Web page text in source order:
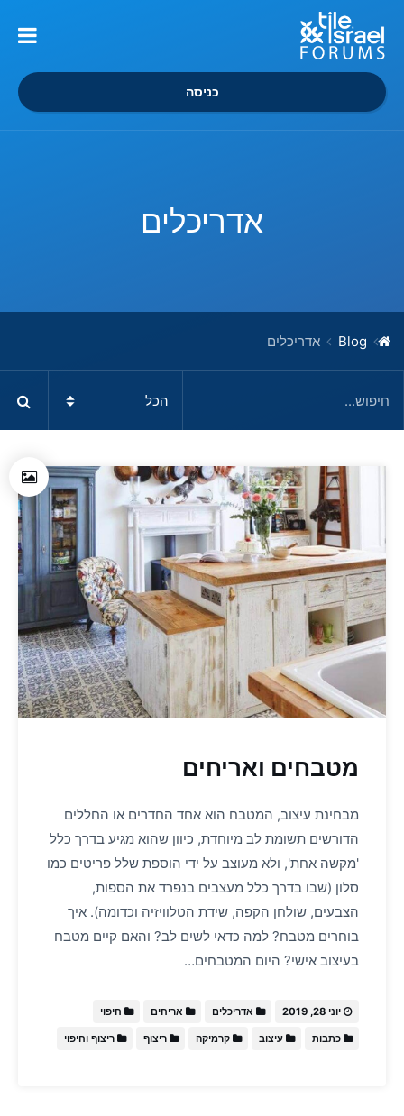
כניסה
אדריכלים
Blog אדריכלים
מטבחים ואריחים
מבחינת עיצוב, המטבח הוא אחד החדרים או החללים
הדורשים תשומת לב מיוחדת, כיוון שהוא מגיע בדרך כלל
'מקשה אחת', ולא מעוצב על ידי הוספת שלל פריטים כמו
סלון (שבו בדרך כלל מעצבים בנפרד את הספות,
הצבעים, שולחן הקפה, שידת הטלוויזיה וכדומה). איך
בוחרים מטבח? למה כדאי לשים לב? והאם קיים מטבח
בעיצוב אישי? היום המטבחים…
יוני 28, 2019 אדריכלים אריחים חיפוי
כתבות עיצוב קרמיקה ריצוף ריצוף וחיפוי